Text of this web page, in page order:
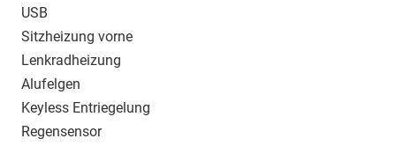
USB
Sitzheizung vorne
Lenkradheizung
Alufelgen
Keyless Entriegelung
Regensensor